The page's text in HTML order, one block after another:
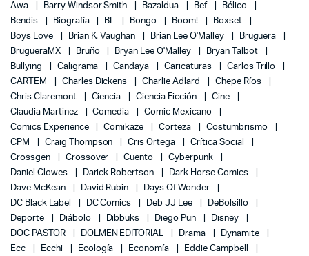
Awa
Barry Windsor Smith Bazaldua Bef
Bélico
Bendis
Biografía BL Bongo Boom!
Boxset
Boys Love
Brian K. Vaughan Brian Lee O'Malley
Bruguera
BrugueraMX
Bruño Bryan Lee O'Malley
Bryan Talbot
Bullying
Caligrama Candaya Caricaturas
Carlos Trillo
CARTEM
Charles Dickens Charlie Adlard
Chepe Ríos
Chris Claremont
Ciencia Ciencia Ficción
Cine
Claudia Martinez
Comedia
Comic Mexicano
Comics Experience
Comikaze Corteza
Costumbrismo
CPM
Craig Thompson Cris Ortega
Crítica Social
Crossgen
Crossover Cuento
Cyberpunk
Daniel Clowes
Darick Robertson
Dark Horse Comics
Dave McKean
David Rubin
Days Of Wonder
DC Black Label
DC Comics Deb JJ Lee
DeBolsillo
Deporte
Diábolo Dibbuks Diego Pun
Disney
DOC PASTOR
DOLMEN EDITORIAL Drama
Dynamite
Ecc
Ecchi Ecología Economía
Eddie Campbell